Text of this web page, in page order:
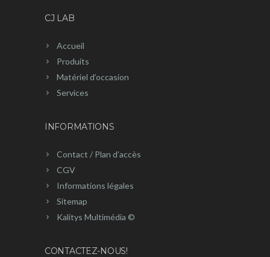
CJ LAB
Accueil
Produits
Matériel d’occasion
Services
INFORMATIONS
Contact / Plan d’accès
CGV
Informations légales
Sitemap
Kalitys Multimédia ©
CONTACTEZ-NOUS!